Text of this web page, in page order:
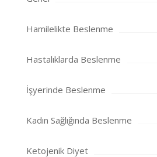
Hamilelikte Beslenme
Hastalıklarda Beslenme
İşyerinde Beslenme
Kadın Sağlığında Beslenme
Ketojenik Diyet